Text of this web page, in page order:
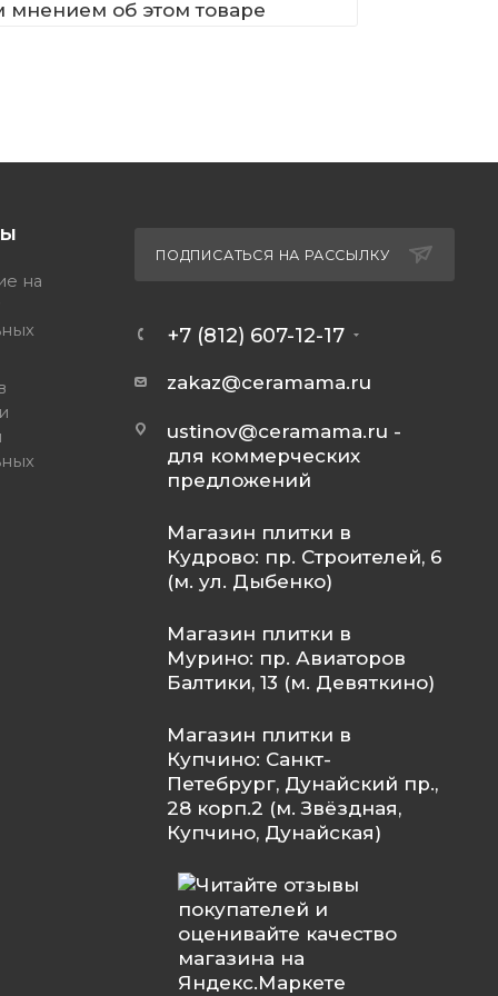
мнением об этом товаре
на
ПОДПИСАТЬСЯ НА РАССЫЛКУ
+7 (812) 607-12-17
zakaz@ceramama.ru
ustinov@ceramama.ru -
для коммерческих
предложений
Магазин плитки в
Кудрово: пр. Строителей, 6
(м. ул. Дыбенко)
Магазин плитки в
Мурино: пр. Авиаторов
Балтики, 13 (м. Девяткино)
Магазин плитки в
Купчино: Санкт-
Петебрург, Дунайский пр.,
28 корп.2 (м. Звёздная,
Купчино, Дунайская)